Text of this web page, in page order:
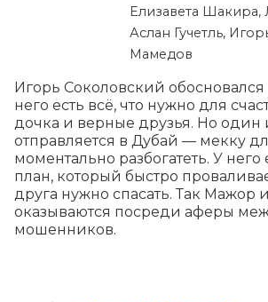
Елизавета
Аслан Гучетль,
Мамедов
Игорь Соколовский обосновался
него есть всё, что нужно для
дочка и верные друзья. Но один
отправляется в Дубай — мекку
моментально разбогатеть. У
план, который быстро
друга нужно спасать. Так Мажор
оказываются посреди аферы
мошенников.